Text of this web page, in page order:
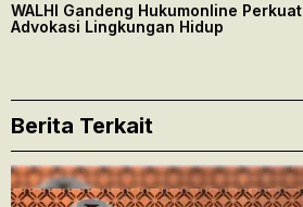
WALHI Gandeng Hukumonline Perkuat
Advokasi Lingkungan Hidup
Berita Terkait